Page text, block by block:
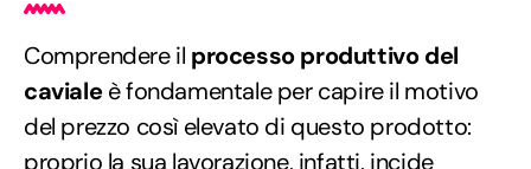
Comprendere il processo produttivo del
cavialeè fondamentale per capire il motivo
del prezzo così elevato di questo prodotto:
proprio la sua lavorazione, infatti, incide